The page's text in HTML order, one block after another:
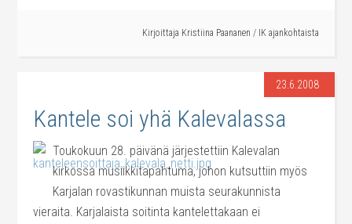
Kirjoittaja Kristiina Paananen / IK ajankohtaista
23.6.2008
Kantele soi yhä Kalevalassa
Toukokuun 28. päivänä järjestettiin Kalevalan
kirkossa musiikkitapahtuma, johon kutsuttiin myös
Karjalan rovastikunnan muista seurakunnista
vieraita. Karjalaista soitinta kantelettakaan ei